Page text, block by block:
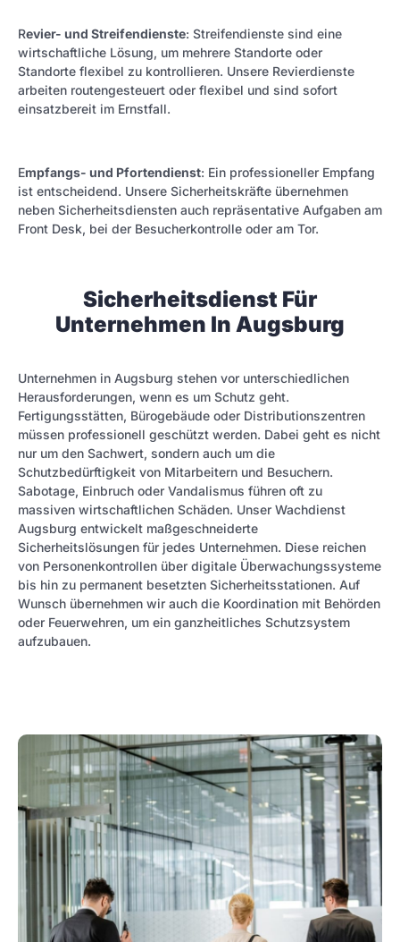
Revier- und Streifendienste: Streifendienste sind eine
wirtschaftliche Lösung, um mehrere Standorte oder
Standorte flexibel zu kontrollieren. Unsere Revierdienste
arbeiten routengesteuert oder flexibel und sind sofort
einsatzbereit im Ernstfall.
Empfangs- und Pfortendienst: Ein professioneller Empfang
ist entscheidend. Unsere Sicherheitskräfte übernehmen
neben Sicherheitsdiensten auch repräsentative Aufgaben am
Front Desk, bei der Besucherkontrolle oder am Tor.
Sicherheitsdienst Für
Unternehmen In Augsburg
Unternehmen in Augsburg stehen vor unterschiedlichen
Herausforderungen, wenn es um Schutz geht.
Fertigungsstätten, Bürogebäude oder Distributionszentren
müssen professionell geschützt werden. Dabei geht es nicht
nur um den Sachwert, sondern auch um die
Schutzbedürftigkeit von Mitarbeitern und Besuchern.
Sabotage, Einbruch oder Vandalismus führen oft zu
massiven wirtschaftlichen Schäden. Unser Wachdienst
Augsburg entwickelt maßgeschneiderte
Sicherheitslösungen für jedes Unternehmen. Diese reichen
von Personenkontrollen über digitale Überwachungssysteme
bis hin zu permanent besetzten Sicherheitsstationen. Auf
Wunsch übernehmen wir auch die Koordination mit Behörden
oder Feuerwehren, um ein ganzheitliches Schutzsystem
aufzubauen.